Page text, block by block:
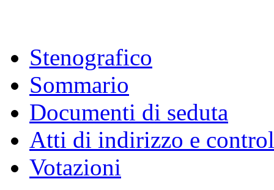
Stenografico
Sommario
Documenti di seduta
Atti di indirizzo e
Votazioni